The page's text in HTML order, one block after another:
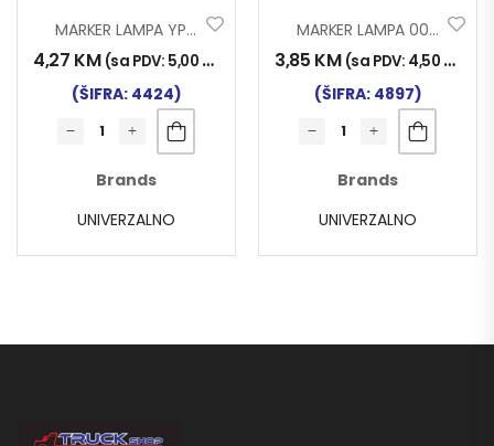
MARKER LAMPA YP-136 LED BIJ.
4,27 KM (sa PDV: 5,00 KM
(ŠIFRA: 4424)
Brands
UNIVERZALNO
MARKER LAMPA 0051 6 LED CRVENA NT
3,85 KM (sa PDV: 4,50 KM
(ŠIFRA: 4897)
Brands
UNIVERZALNO